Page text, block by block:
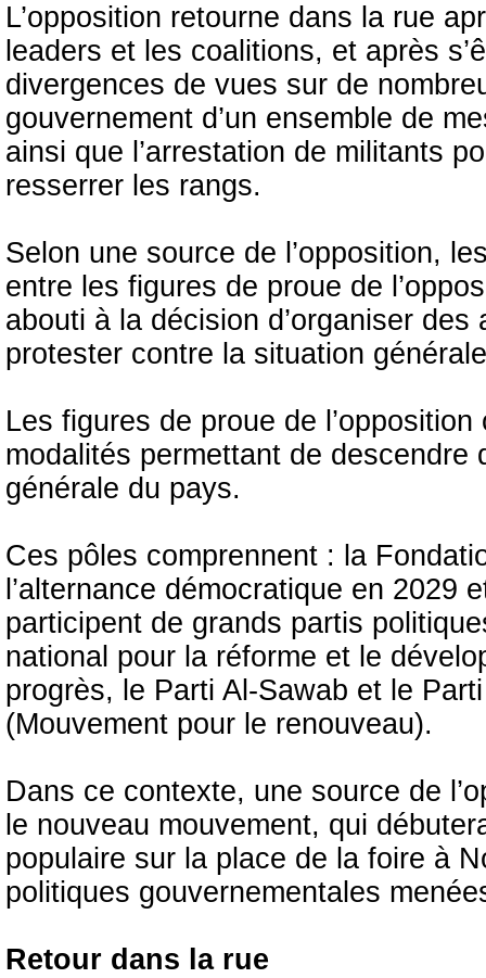
L’opposition retourne dans la rue
leaders et les coalitions, et après
divergences de vues sur de
gouvernement d’un ensemble de
ainsi que l’arrestation de militants
resserrer les rangs.
Selon une source de l’opposition,
entre les figures de proue de
abouti à la décision d’organiser
protester contre la situation
Les figures de proue de
modalités permettant de
générale du pays.
Ces pôles comprennent : la
l’alternance démocratique en 2029
participent de grands partis
national pour la réforme et le
progrès, le Parti Al-Sawab et le
(Mouvement pour le renouveau).
Dans ce contexte, une source de
le nouveau mouvement, qui
populaire sur la place de la foire à
politiques gouvernementales
Retour dans la rue